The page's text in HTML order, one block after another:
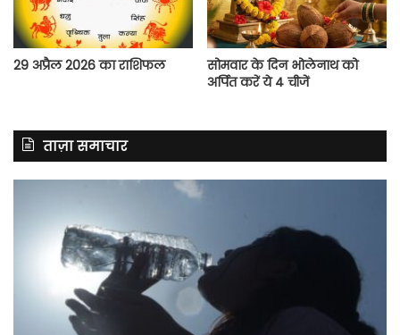
29 अप्रैल 2026 का राशिफल
सोमवार के दिन भोलेनाथ को
अर्पित करें ये 4 चीजें
ताज़ा समाचार